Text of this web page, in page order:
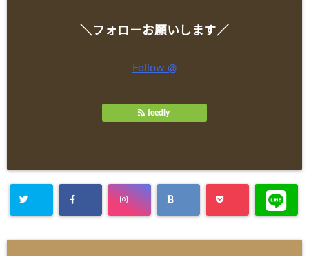
＼フォローお願いします／
Follow @
feedly